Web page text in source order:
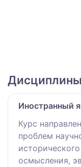
Дисциплины
Иностранный
Курс
проблем
осмысления,